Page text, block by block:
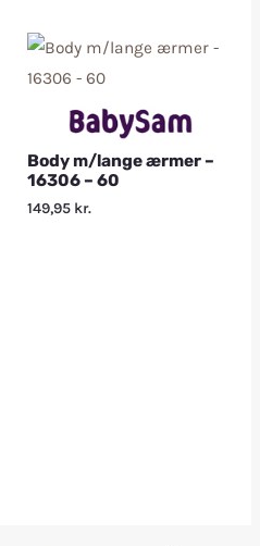
Body m/lange ærmer –
16306 – 60
149,95 kr.